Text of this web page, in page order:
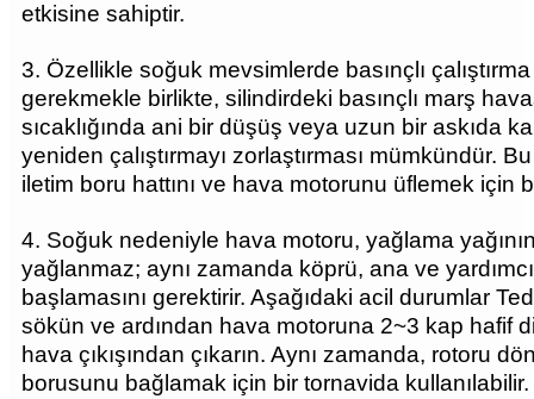
etkisine sahiptir.
3. Özellikle soğuk mevsimlerde basınçlı
gerekmekle birlikte, silindirdeki basınçlı marş
sıcaklığında ani bir düşüş veya uzun bir askıda
yeniden çalıştırmayı zorlaştırması mümkündür.
iletim boru hattını ve hava motorunu üflemek için
4. Soğuk nedeniyle hava motoru, yağlama
yağlanmaz; aynı zamanda köprü, ana ve
başlamasını gerektirir. Aşağıdaki acil durumlar
sökün ve ardından hava motoruna 2~3 kap hafif
hava çıkışından çıkarın. Aynı zamanda, rotoru
borusunu bağlamak için bir tornavida